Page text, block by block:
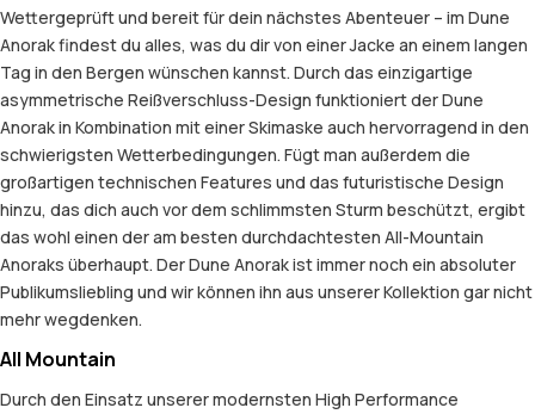
Wettergeprüft und bereit für dein nächstes Abenteuer – im Dune
Anorak findest du alles, was du dir von einer Jacke an einem langen
Tag in den Bergen wünschen kannst. Durch das einzigartige
asymmetrische Reißverschluss-Design funktioniert der Dune
Anorak in Kombination mit einer Skimaske auch hervorragend in den
schwierigsten Wetterbedingungen. Fügt man außerdem die
großartigen technischen Features und das futuristische Design
hinzu, das dich auch vor dem schlimmsten Sturm beschützt, ergibt
das wohl einen der am besten durchdachtesten All-Mountain
Anoraks überhaupt. Der Dune Anorak ist immer noch ein absoluter
Publikumsliebling und wir können ihn aus unserer Kollektion gar nicht
mehr wegdenken.
All Mountain
Durch den Einsatz unserer modernsten High Performance